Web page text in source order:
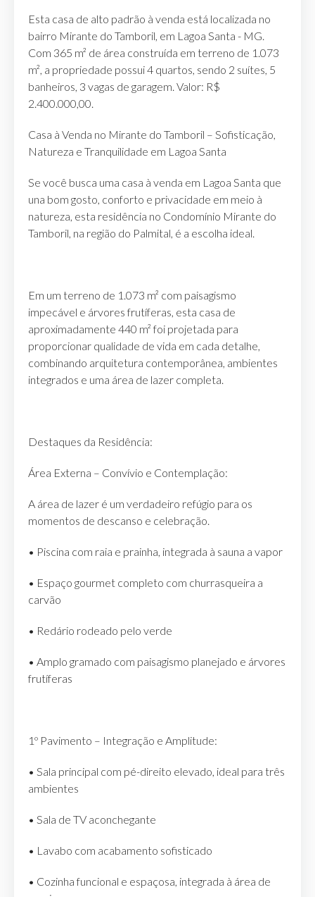
Esta casa de alto padrão à venda está localizada no
bairro Mirante do Tamboril, em Lagoa Santa - MG.
Com 365 m² de área construída em terreno de 1.073
m², a propriedade possui 4 quartos, sendo 2 suítes, 5
banheiros, 3 vagas de garagem. Valor: R$
2.400.000,00.
Casa à Venda no Mirante do Tamboril – Sofisticação,
Natureza e Tranquilidade em Lagoa Santa
Se você busca uma casa à venda em Lagoa Santa que
una bom gosto, conforto e privacidade em meio à
natureza, esta residência no Condomínio Mirante do
Tamboril, na região do Palmital, é a escolha ideal.
Em um terreno de 1.073 m² com paisagismo
impecável e árvores frutíferas, esta casa de
aproximadamente 440 m² foi projetada para
proporcionar qualidade de vida em cada detalhe,
combinando arquitetura contemporânea, ambientes
integrados e uma área de lazer completa.
Destaques da Residência:
Área Externa – Convívio e Contemplação:
A área de lazer é um verdadeiro refúgio para os
momentos de descanso e celebração.
• Piscina com raia e prainha, integrada à sauna a vapor
• Espaço gourmet completo com churrasqueira a
carvão
• Redário rodeado pelo verde
• Amplo gramado com paisagismo planejado e árvores
frutíferas
1º Pavimento – Integração e Amplitude:
• Sala principal com pé-direito elevado, ideal para três
ambientes
• Sala de TV aconchegante
• Lavabo com acabamento sofisticado
• Cozinha funcional e espaçosa, integrada à área de